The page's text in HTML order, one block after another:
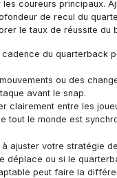
coureurs principaux.
de recul du
le taux de réussite du
du quarterback
ou des
avant le snap.
clairement entre les
tout le monde est
à ajuster votre stratégie
déplace ou si le
peut faire la